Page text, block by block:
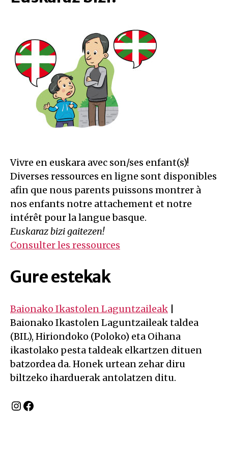
Vivre en euskara avec son/ses enfant(s)!
Diverses ressources en ligne sont disponibles
afin que nous parents puissons montrer à
nos enfants notre attachement et notre
intérêt pour la langue basque.
Euskaraz bizi gaitezen!
Consulter les ressources
Gure estekak
Baionako Ikastolen Laguntzaileak
Baionako Ikastolen Laguntzaileak taldea
(BIL), Hiriondoko (Poloko) eta Oihana
ikastolako pesta taldeak elkartzen dituen
batzordea da. Honek urtean zehar diru
biltzeko iharduerak antolatzen ditu.
Instagram
Facebook